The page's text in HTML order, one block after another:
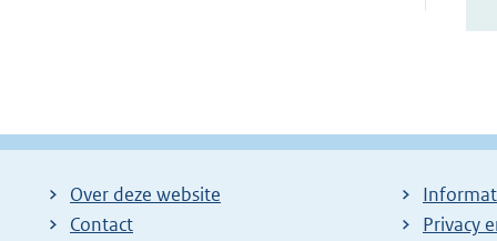
Over deze website
Contact
Privacy